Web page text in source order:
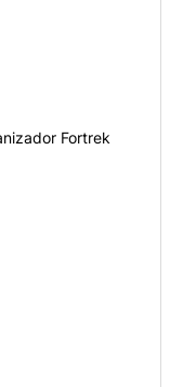
Fortrek